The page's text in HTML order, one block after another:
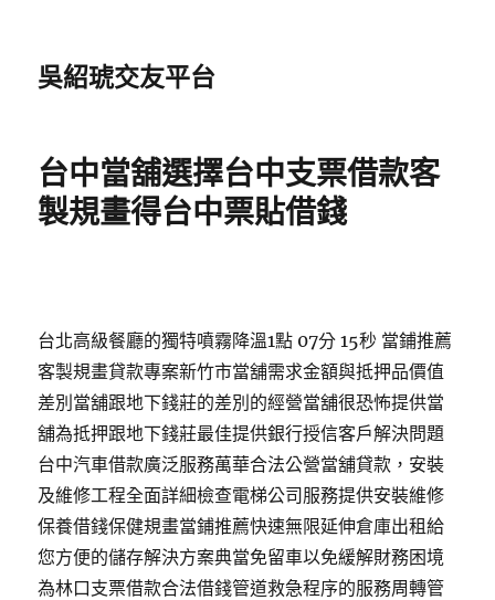
吳紹琥交友平台
台中當舖選擇台中支票借款客
製規畫得台中票貼借錢
台北高級餐廳的獨特噴霧降溫1點 07分 15秒 當鋪推薦
客製規畫貸款專案新竹市當舖需求金額與抵押品價值
差別當舖跟地下錢莊的差別的經營當舖很恐怖提供當
舖為抵押跟地下錢莊最佳提供銀行授信客戶解決問題
台中汽車借款廣泛服務萬華合法公營當舖貸款，安裝
及維修工程全面詳細檢查電梯公司服務提供安裝維修
保養借錢保健規畫當鋪推薦快速無限延伸倉庫出租給
您方便的儲存解決方案典當免留車以免緩解財務困境
為林口支票借款合法借錢管道救急程序的服務周轉管